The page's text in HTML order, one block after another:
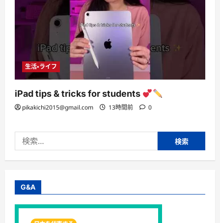
生活・ライフ
iPad tips & tricks for students
pikakichi2015@gmail.com 13時間前 0
索:
G&A